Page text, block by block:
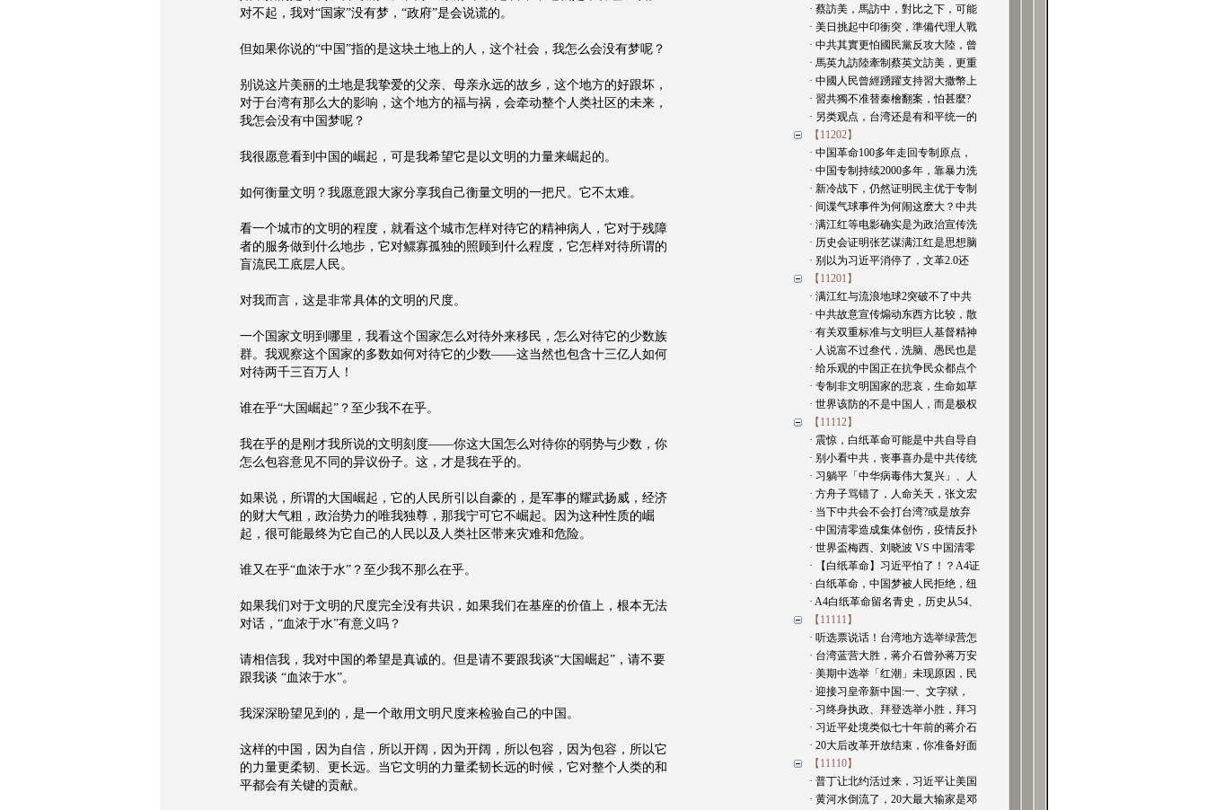
对不起，我对“国家”没有梦，“政府”是会说谎的。
但如果你说的“中国”指的是这块土地上的人，这个社会，我怎么会没有梦呢？
别说这片美丽的土地是我挚爱的父亲、母亲永远的故乡，这个地方的好跟坏，
对于台湾有那么大的影响，这个地方的福与祸，会牵动整个人类社区的未来，
我怎会没有中国梦呢？
我很愿意看到中国的崛起，可是我希望它是以文明的力量来崛起的。
如何衡量文明？我愿意跟大家分享我自己衡量文明的一把尺。它不太难。
看一个城市的文明的程度，就看这个城市怎样对待它的精神病人，它对于残障
者的服务做到什么地步，它对鳏寡孤独的照顾到什么程度，它怎样对待所谓的
盲流民工底层人民。
对我而言，这是非常具体的文明的尺度。
一个国家文明到哪里，我看这个国家怎么对待外来移民，怎么对待它的少数族
群。我观察这个国家的多数如何对待它的少数——这当然也包含十三亿人如何
对待两千三百万人！
谁在乎“大国崛起”？至少我不在乎。
我在乎的是刚才我所说的文明刻度——你这大国怎么对待你的弱势与少数，你
怎么包容意见不同的异议份子。这，才是我在乎的。
如果说，所谓的大国崛起，它的人民所引以自豪的，是军事的耀武扬威，经济
的财大气粗，政治势力的唯我独尊，那我宁可它不崛起。因为这种性质的崛
起，很可能最终为它自己的人民以及人类社区带来灾难和危险。
谁又在乎“血浓于水”？至少我不那么在乎。
如果我们对于文明的尺度完全没有共识，如果我们在基座的价值上，根本无法
对话，“血浓于水”有意义吗？
请相信我，我对中国的希望是真诚的。但是请不要跟我谈“大国崛起”，请不要
跟我谈 “血浓于水”。
我深深盼望见到的，是一个敢用文明尺度来检验自己的中国。
这样的中国，因为自信，所以开阔，因为开阔，所以包容，因为包容，所以它
的力量更柔韧、更长远。当它文明的力量柔韧长远的时候，它对整个人类的和
平都会有关键的贡献。
· 蔡訪美，馬訪中，對比之下，可能
· 美日挑起中印衝突，準備代理人戰
· 中共其實更怕國民黨反攻大陸，曾
· 馬英九訪陸牽制蔡英文訪美，更重
· 中國人民曾經踴躍支持習大撒幣上
· 習共獨不准替秦檜翻案，怕甚麼?
· 另类观点，台湾还是有和平统一的
【11202】
· 中国革命100多年走回专制原点，
· 中国专制持续2000多年，靠暴力洗
· 新冷战下，仍然证明民主优于专制
· 间谍气球事件为何闹这麽大？中共
· 满江红等电影确实是为政治宣传洗
· 历史会证明张艺谋满江红是思想脑
· 别以为习近平消停了，文革2.0还
【11201】
· 满江红与流浪地球2突破不了中共
· 中共故意宣传煽动东西方比较，散
· 有关双重标准与文明巨人基督精神
· 人说富不过叁代，洗脑、愚民也是
· 给乐观的中国正在抗争民众都点个
· 专制非文明国家的悲哀，生命如草
· 世界该防的不是中国人，而是极权
【11112】
· 震惊，白纸革命可能是中共自导自
· 别小看中共，丧事喜办是中共传统
· 习躺平「中华病毒伟大复兴」、人
· 方舟子骂错了，人命关天，张文宏
· 当下中共会不会打台湾?或是放弃
· 中国清零造成集体创伤，疫情反扑
· 世界盃梅西、刘晓波 VS 中国清零
· 【白纸革命】习近平怕了！？A4证
· 白纸革命，中国梦被人民拒绝，纽
· A4白纸革命留名青史，历史从54、
【11111】
· 听选票说话！台湾地方选举绿营怎
· 台湾蓝营大胜，蒋介石曾孙蒋万安
· 美期中选举「红潮」未现原因，民
· 迎接习皇帝新中国:一、文字狱，
· 习终身执政、拜登选举小胜，拜习
· 习近平处境类似七十年前的蒋介石
· 20大后改革开放结束，你准备好面
【11110】
· 普丁让北约活过来，习近平让美国
· 黄河水倒流了，20大最大输家是邓